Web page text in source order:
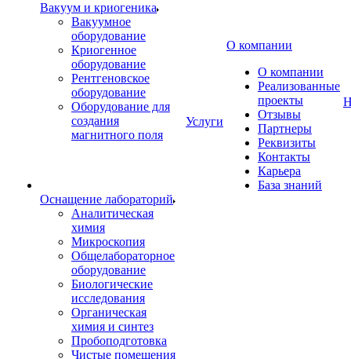
Вакуум и криогеника
Вакуумное
оборудование
Криогенное
оборудование
Рентгеновское
оборудование
Оборудование для
создания
магнитного поля
Оснащение лабораторий
Аналитическая
химия
Микроскопия
Общелабораторное
оборудование
Биологические
исследования
Органическая
химия и синтез
Пробоподготовка
Чистые помещения
Услуги
О компании
О компании
Реализованные
проекты
Отзывы
Партнеры
Реквизиты
Контакты
Карьера
База знаний